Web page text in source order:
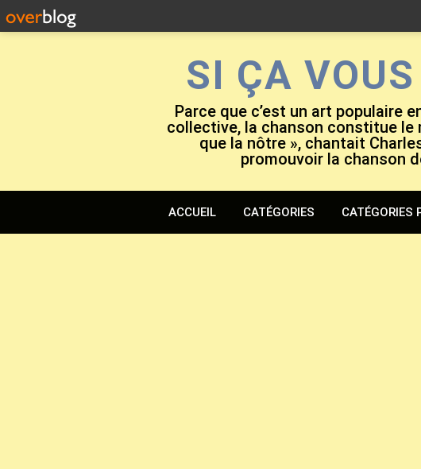
SI ÇA
Parce que c’est un art populaire
collective, la chanson constitue le
que la nôtre », chantait
promouvoir la chanson
ACCUEIL CATÉGORIES CATÉGORIES